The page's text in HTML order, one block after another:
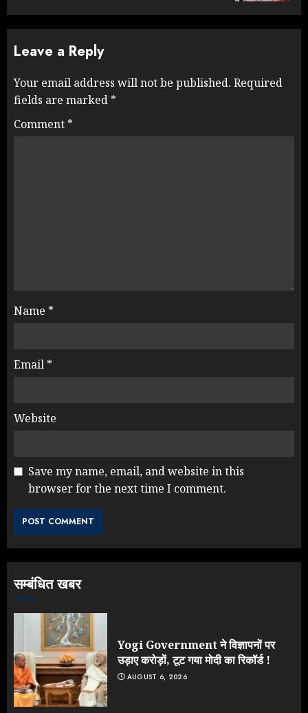
Leave a Reply
Your email address will not be published. Required
fields are marked *
Comment *
Name *
Email *
Website
Save my name, email, and website in this
browser for the next time I comment.
सम्बंधित खबर
Yogi Government ने विज्ञापनों पर
उड़ाए करोड़ों, टूट गया मोदी का रिकॉर्ड !
AUGUST 6, 2026
NEET महाघोटाले पर Rahul Gandhi
4